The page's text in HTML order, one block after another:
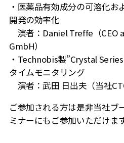
・医薬品有効成分の可溶化お
開発の効率化
演者：Daniel Treffe（CEO
GmbH）
・Technobis製”Crystal
タイムモニタリング
演者：武田 日出夫（当社
ご参加される方は是非当社ブ
ミナーにもご参加いただけま